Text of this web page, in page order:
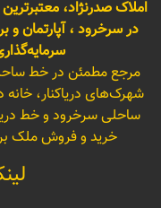
املاک صدرنژاد،
در سرخرود ، آپارتمان
مرجع مطمئن در خط
شهرک‌های دریاکنار،
ساحلی سرخرود و خط
خرید و فروش ملک